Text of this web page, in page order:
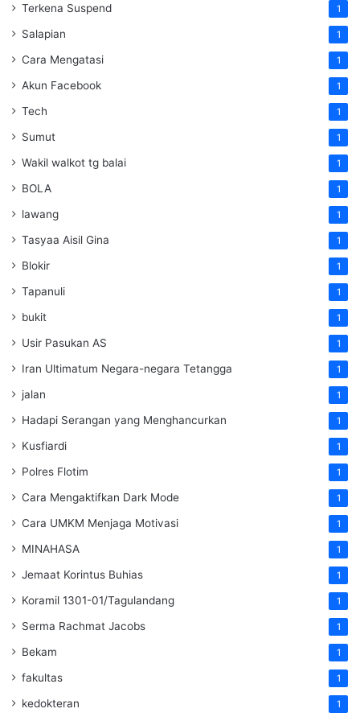
Terkena Suspend 1
Salapian 1
Cara Mengatasi 1
Akun Facebook 1
Tech 1
Sumut 1
Wakil walkot tg balai 1
BOLA 1
lawang 1
Tasyaa Aisil Gina 1
Blokir 1
Tapanuli 1
bukit 1
Usir Pasukan AS 1
Iran Ultimatum Negara-negara Tetangga 1
jalan 1
Hadapi Serangan yang Menghancurkan 1
Kusfiardi 1
Polres Flotim 1
Cara Mengaktifkan Dark Mode 1
Cara UMKM Menjaga Motivasi 1
MINAHASA 1
Jemaat Korintus Buhias 1
Koramil 1301-01/Tagulandang 1
Serma Rachmat Jacobs 1
Bekam 1
fakultas 1
kedokteran 1